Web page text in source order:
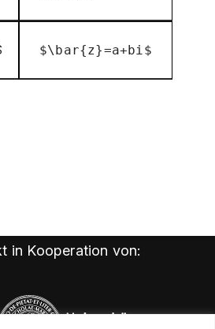
$\bar{z}=a+bi$
in Kooperation von: